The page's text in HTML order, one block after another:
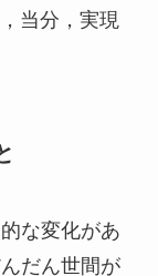
当分，実現
な変化があ
だん世間が